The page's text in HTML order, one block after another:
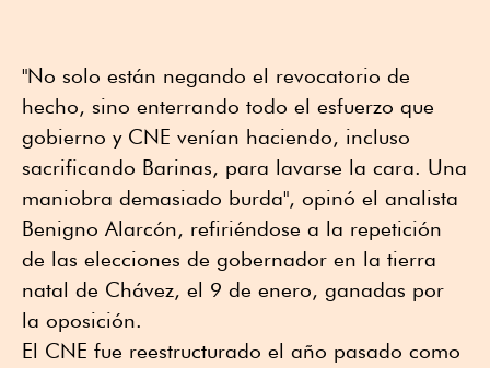
"No solo están negando el revocatorio de
hecho, sino enterrando todo el esfuerzo que
gobierno y CNE venían haciendo, incluso
sacrificando Barinas, para lavarse la cara. Una
maniobra demasiado burda", opinó el analista
Benigno Alarcón, refiriéndose a la repetición
de las elecciones de gobernador en la tierra
natal de Chávez, el 9 de enero, ganadas por
la oposición.
El CNE fue reestructurado el año pasado como